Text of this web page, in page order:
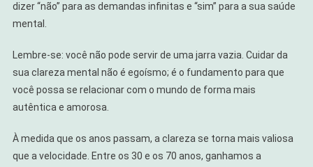
dizer “não” para as demandas infinitas e “sim” para a sua saúde
mental.
Lembre-se: você não pode servir de uma jarra vazia. Cuidar da
sua clareza mental não é egoísmo; é o fundamento para que
você possa se relacionar com o mundo de forma mais
autêntica e amorosa.
À medida que os anos passam, a clareza se torna mais valiosa
que a velocidade. Entre os 30 e os 70 anos, ganhamos a